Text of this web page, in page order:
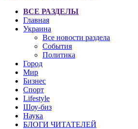
ВСЕ РАЗДЕЛЫ
Главная
Украина
Все новости раздела
События
Политика
Город
Мир
Бизнес
Спорт
Lifestyle
Шоу-биз
Наука
БЛОГИ ЧИТАТЕЛЕЙ